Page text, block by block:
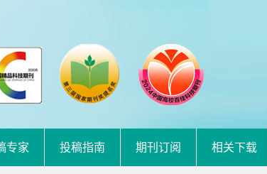
专家 投稿指南 期刊订阅 相关下载